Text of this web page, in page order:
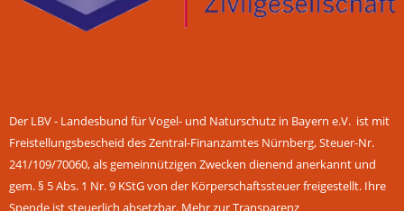
Der LBV - Landesbund für Vogel- und Naturschutz in Bayern e.V. ist mit
Freistellungsbescheid des Zentral-Finanzamtes Nürnberg, Steuer-Nr.
241/109/70060, als gemeinnützigen Zwecken dienend anerkannt und
gem. § 5 Abs. 1 Nr. 9 KStG von der Körperschaftssteuer freigestellt. Ihre
Spende ist steuerlich absetzbar. Mehr zur Transparenz